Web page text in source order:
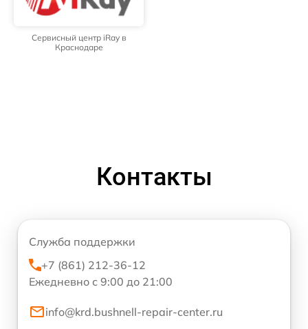
Сервисный центр iRay в
Краснодаре
Контакты
Служба поддержки
+7 (861) 212-36-12
Ежедневно с 9:00 до 21:00
info@krd.bushnell-repair-center.ru